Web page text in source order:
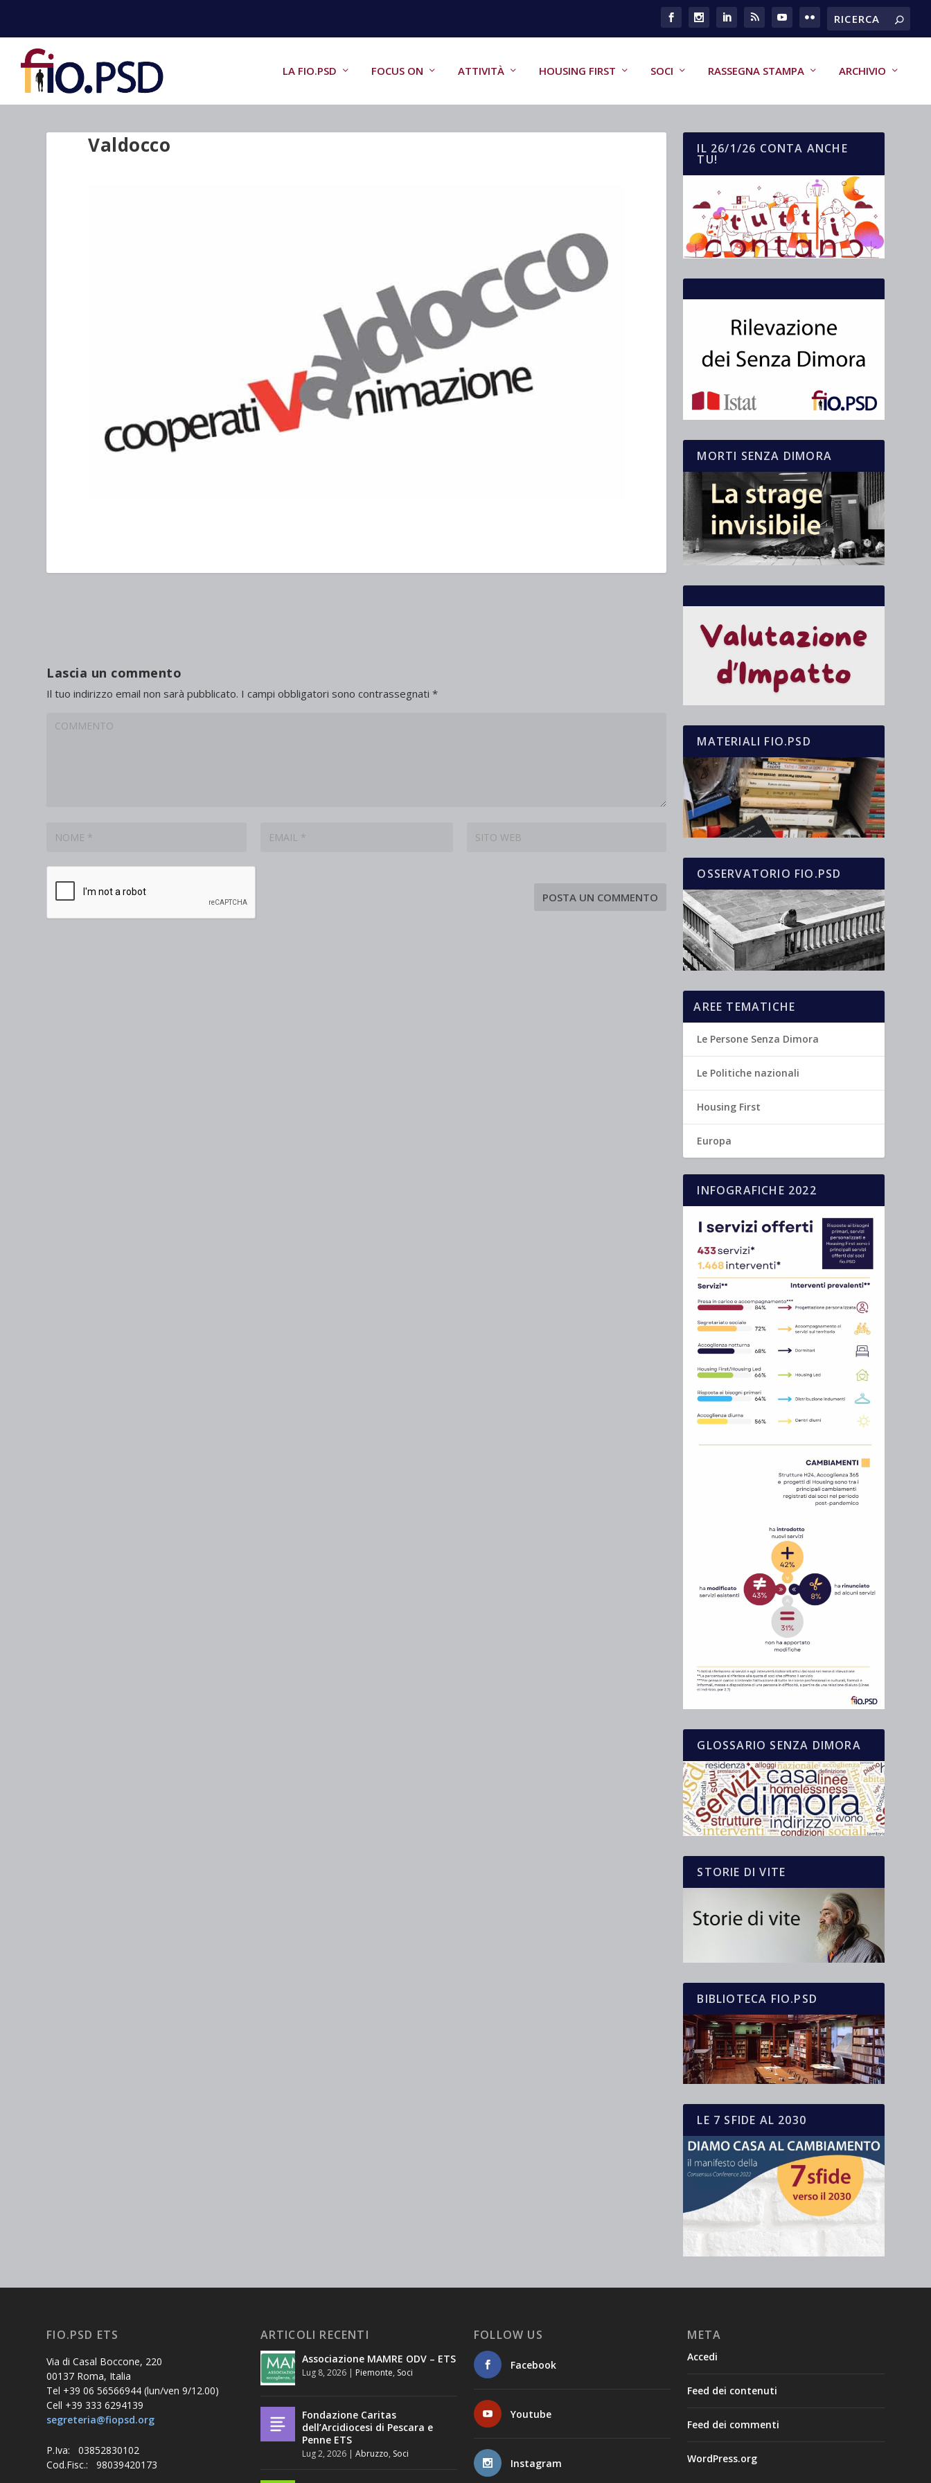
LA FIO.PSD FOCUS ON ATTIVITÀ HOUSING FIRST SOCI RASSEGNA STAMPA ARCHIVIO
Valdocco
Lascia un commento
Il tuo indirizzo email non sarà pubblicato. I campi obbligatori sono contrassegnati*
IL 26/1/26 CONTA ANCHE
TU!
MORTI SENZA DIMORA
MATERIALI FIO.PSD
OSSERVATORIO FIO.PSD
AREE TEMATICHE
Le Persone Senza Dimora
Le Politiche nazionali
Housing First
Europa
INFOGRAFICHE 2022
GLOSSARIO SENZA DIMORA
STORIE DI VITE
BIBLIOTECA FIO.PSD
LE 7 SFIDE AL 2030
FIO.PSD ETS
Via di Casal Boccone, 220
00137 Roma, Italia
Tel +39 06 56566944 (lun/ven 9/12.00)
Cell +39 333 6294139
segreteria@fiopsd.org
P.Iva: 03852830102
Cod.Fisc.: 98039420173
ARTICOLI RECENTI
Associazione MAMRE ODV – ETS
Lug 8, 2026| Piemonte, Soci
Fondazione Caritas
dell’Arcidiocesi di Pescara e
Penne ETS
Lug 2, 2026| Abruzzo, Soci
FOLLOW US
Facebook
Youtube
Instagram
META
Accedi
Feed dei contenuti
Feed dei commenti
WordPress.org